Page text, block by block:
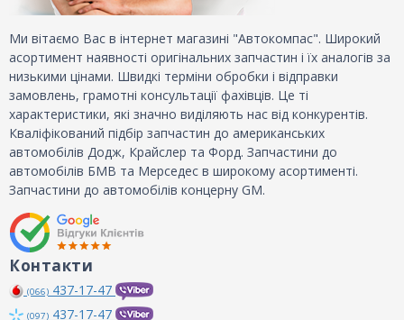
Ми вітаємо Вас в інтернет магазині "Автокомпас". Широкий
асортимент наявності оригінальних запчастин і їх аналогів за
низькими цінами. Швидкі терміни обробки і відправки
замовлень, грамотні консультації фахівців. Це ті
характеристики, які значно виділяють нас від конкурентів.
Кваліфікований підбір запчастин до американських
автомобілів Додж, Крайслер та Форд. Запчастини до
автомобілів БМВ та Мерседес в широкому асортименті.
Запчастини до автомобілів концерну GM.
Контакти
(066) 437-17-47
(097) 437-17-47